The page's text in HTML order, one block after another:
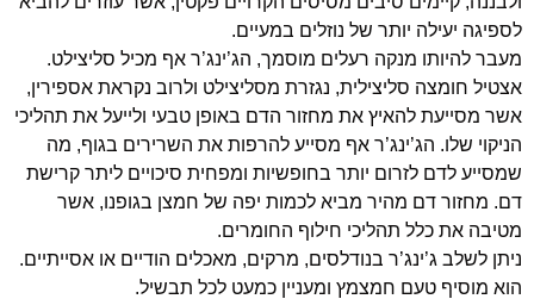
לספיגה יעילה יותר של נוזלים במעיים.
מעבר להיותו מנקה רעלים מוסמך, הג’ינג’ר אף מכיל סליצילט.
אצטיל חומצה סליצילית, נגזרת מסליצילט ולרוב נקראת אספירין,
אשר מסייעת להאיץ את מחזור הדם באופן טבעי ולייעל את תהליכי
הניקוי שלו. הג’ינג’ר אף מסייע להרפות את השרירים בגוף, מה
שמסייע לדם לזרום יותר בחופשיות ומפחית סיכויים ליתר קרישת
דם. מחזור דם מהיר מביא לכמות יפה של חמצן בגופנו, אשר
מטיבה את כלל תהליכי חילוף החומרים.
ניתן לשלב ג’ינג’ר בנודלסים, מרקים, מאכלים הודיים או אסייתיים.
הוא מוסיף טעם חמצמץ ומעניין כמעט לכל תבשיל.